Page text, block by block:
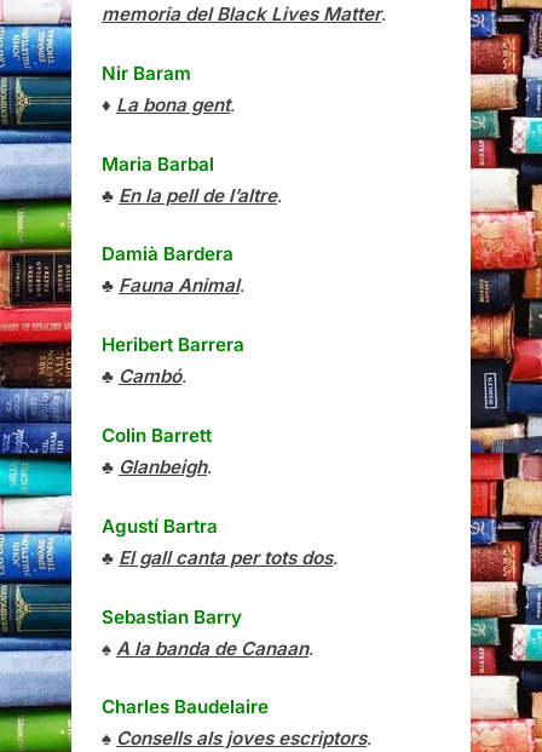
memoria del Black Lives Matter.
Nir Baram
♦ La bona gent.
Maria Barbal
♣ En la pell de l’altre.
Damià Bardera
♣ Fauna Animal.
Heribert Barrera
♣ Cambó.
Colin Barrett
♣ Glanbeigh.
Agustí Bartra
♣ El gall canta per tots dos.
Sebastian Barry
♠ A la banda de Canaan.
Charles Baudelaire
♠ Consells als joves escriptors.